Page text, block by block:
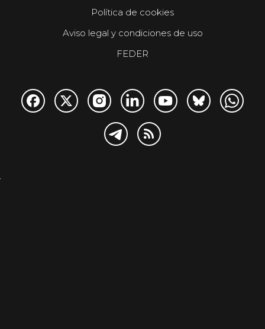
Política de cookies
Aviso legal y condiciones de uso
FEDER